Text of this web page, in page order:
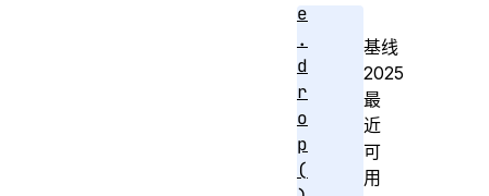
基线
2025
最
近
可
用
e
.
d
r
o
p
(